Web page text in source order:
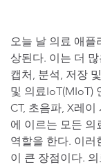
오늘 날 의료 애플
상된다. 이는 더
캡처, 분석, 저장
및 의료IoT(MIoT)
CT, 초음파, X레
에 이르는 모든 의
역할을 한다. 이러
이 큰 장점이다.